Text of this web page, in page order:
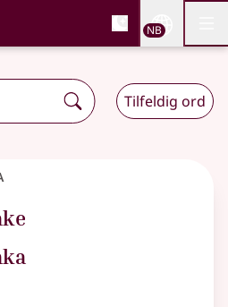
og
NB
Tilfeldig ord